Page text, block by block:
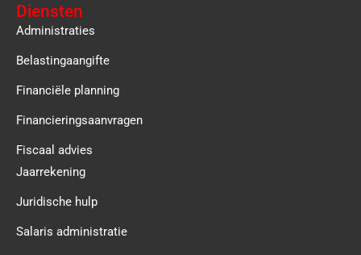
Diensten
Administraties
Belastingaangifte
Financiële planning
Financieringsaanvragen
Fiscaal advies
Jaarrekening
Juridische hulp
Salaris administratie